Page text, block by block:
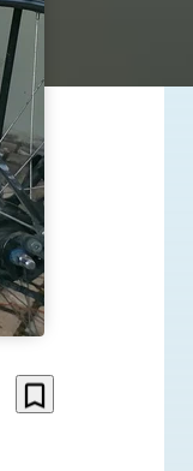
bookmark_border